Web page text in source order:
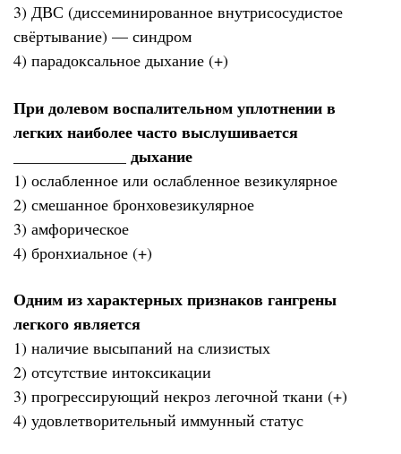
3) ДВС (диссеминированное внутрисосудистое
свёртывание) — синдром
4) парадоксальное дыхание (+)
При долевом воспалительном уплотнении в
легких наиболее часто выслушивается
______________ дыхание
1) ослабленное или ослабленное везикулярное
2) смешанное бронховезикулярное
3) амфорическое
4) бронхиальное (+)
Одним из характерных признаков гангрены
легкого является
1) наличие высыпаний на слизистых
2) отсутствие интоксикации
3) прогрессирующий некроз легочной ткани (+)
4) удовлетворительный иммунный статус